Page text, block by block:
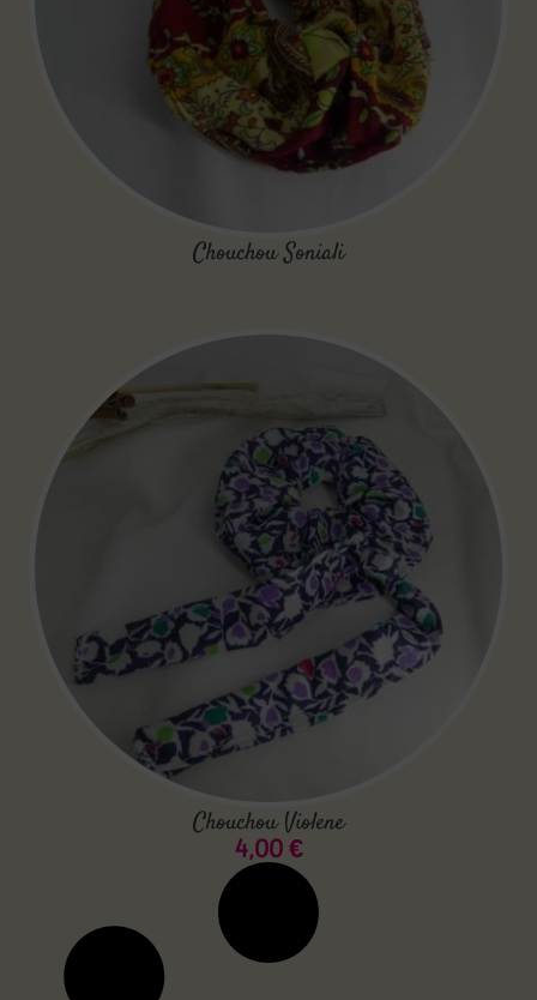
Chouchou Soniali
Chouchou Violene
4,00 €